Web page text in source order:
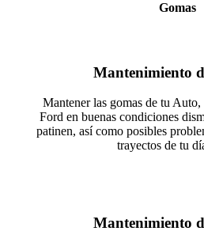
Gomas
Mantenimiento
Mantener las gomas de tu
Ford en buenas condiciones
patinen, así como posibles
trayectos de tu
Mantenimiento